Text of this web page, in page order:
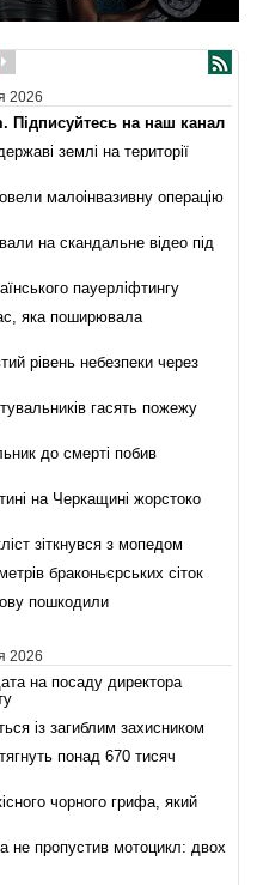
2026
Підписуйтесь на наш канал
землі на території
малоінвазивну операцію
на скандальне відео під
пауерліфтингу
яка поширювала
рівень небезпеки через
гасять пожежу
до смерті побив
на Черкащині жорстоко
зіткнувся з мопедом
браконьєрських сіток
пошкодили
2026
на посаду директора
із загиблим захисником
понад 670 тисяч
чорного грифа, який
не пропустив мотоцикл: двох